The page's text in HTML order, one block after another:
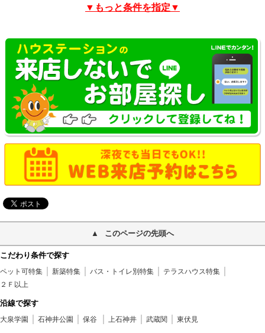
▼もっと条件を指定▼
このページの先頭へ
こだわり条件で探す
ペット可特集 新築特集 バス・トイレ別特集
テラスハウス特集
２Ｆ以上
沿線で探す
大泉学園 石神井公園 保谷 上石神井 武蔵関 東伏見